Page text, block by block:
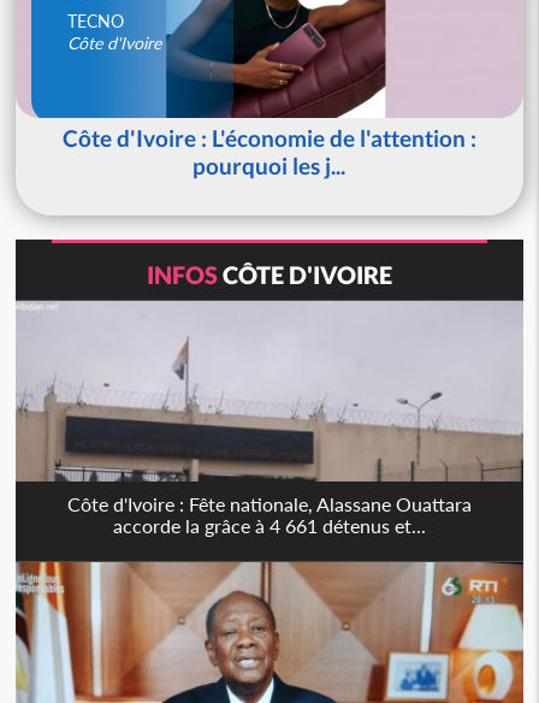
TECNO
Côte d'Ivoire
Côte d'Ivoire : L'économie de l'attention :
pourquoi les j...
INFOSCÔTE D'IVOIRE
Côte d'Ivoire : Fête nationale, Alassane Ouattara
accorde la grâce à 4 661 détenus et...